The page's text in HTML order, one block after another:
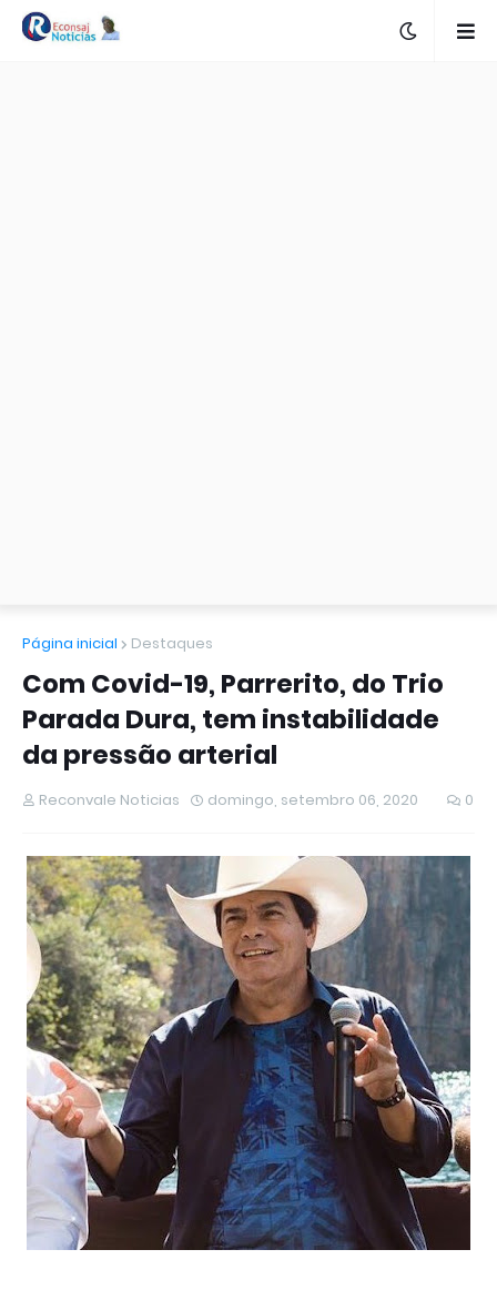
Página inicial Destaques
Com Covid-19, Parrerito, do Trio
Parada Dura, tem instabilidade
da pressão arterial
Reconvale Noticias domingo, setembro 06, 2020 0